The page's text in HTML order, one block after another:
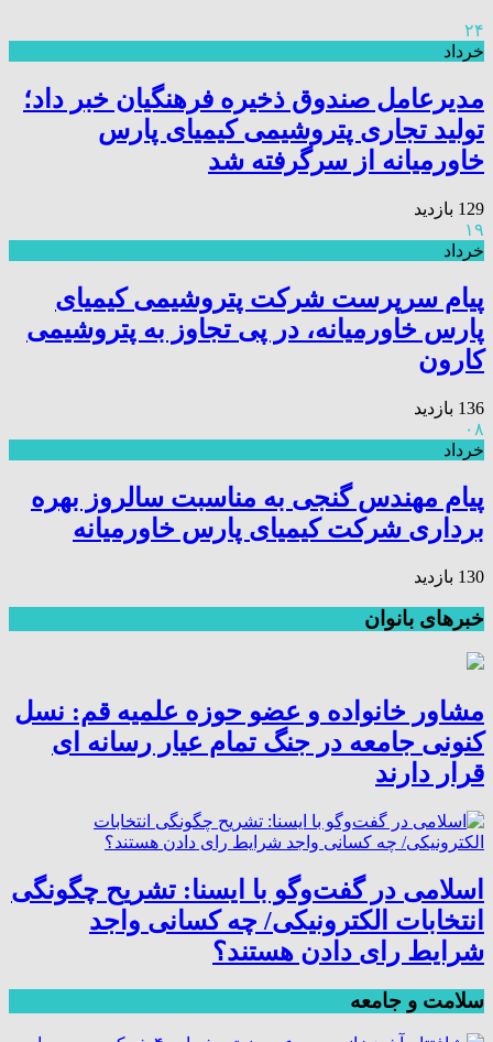
۲۴
خرداد
مدیرعامل صندوق ذخیره فرهنگیان خبر داد؛
تولید تجاری پتروشیمی کیمیای پارس
خاورمیانه از سرگرفته شد
129 بازدید
۱۹
خرداد
پیام سرپرست شرکت پتروشیمی کیمیای
پارس خاورمیانه، در پی تجاوز به پتروشیمی
کارون
136 بازدید
۰۸
خرداد
پیام مهندس گنجی به مناسبت سالروز بهره
برداری شرکت کیمیای پارس خاورمیانه
130 بازدید
خبرهای بانوان
مشاور خانواده و عضو حوزه علمیه قم: نسل
کنونی جامعه در جنگ تمام عیار رسانه ای
قرار دارند
اسلامی در گفت‌وگو با ایسنا: تشریح چگونگی
انتخابات الکترونیکی/ چه کسانی واجد
شرایط رای دادن هستند؟
سلامت و جامعه